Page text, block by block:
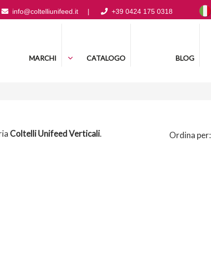
info@coltelliunifeed.it | +39 0424 175 0318
MARCHI CATALOGO BLOG
Coltelli Unifeed Verticali. Ordina per: